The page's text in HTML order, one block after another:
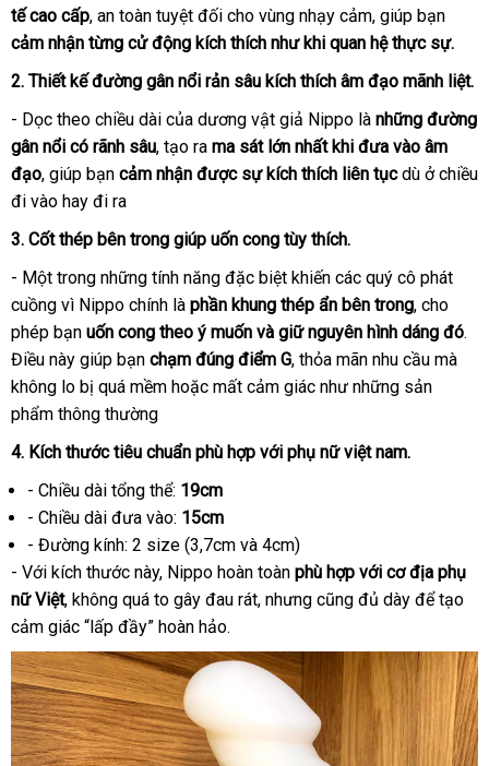
tế cao cấp, an toàn tuyệt đối cho vùng nhạy cảm, giúp bạn
cảm nhận từng cử động kích thích như khi quan hệ thực sự.
2. Thiết kế đường gân nổi rản sâu kích thích âm đạo mãnh liệt.
- Dọc theo chiều dài của dương vật giả Nippo là những đường
gân nổi có rãnh sâu, tạo ra ma sát lớn nhất khi đưa vào âm
đạo, giúp bạn cảm nhận được sự kích thích liên tụcdù ở chiều
đi vào hay đi ra
3. Cốt thép bên trong giúp uốn cong tùy thích.
- Một trong những tính năng đặc biệt khiến các quý cô phát
cuồng vì Nippo chính là phần khung thép ẩn bên trong, cho
phép bạn uốn cong theo ý muốn và giữ nguyên hình dáng đó.
Điều này giúp bạn chạm đúng điểm G, thỏa mãn nhu cầu mà
không lo bị quá mềm hoặc mất cảm giác như những sản
phẩm thông thường
4. Kích thước tiêu chuẩn phù hợp với phụ nữ việt nam.
- Chiều dài tổng thể: 19cm
- Chiều dài đưa vào: 15cm
- Đường kính: 2 size (3,7cm và 4cm)
- Với kích thước này, Nippo hoàn toàn phù hợp với cơ địa phụ
nữ Việt, không quá to gây đau rát, nhưng cũng đủ dày để tạo
cảm giác “lấp đầy” hoàn hảo.